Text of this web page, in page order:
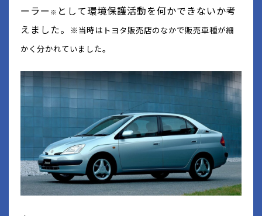
ーラー ※ として環境保護活動を何かできないか考
えました。
※当時はトヨタ販売店のなかで販売車種が細
かく分かれていました。